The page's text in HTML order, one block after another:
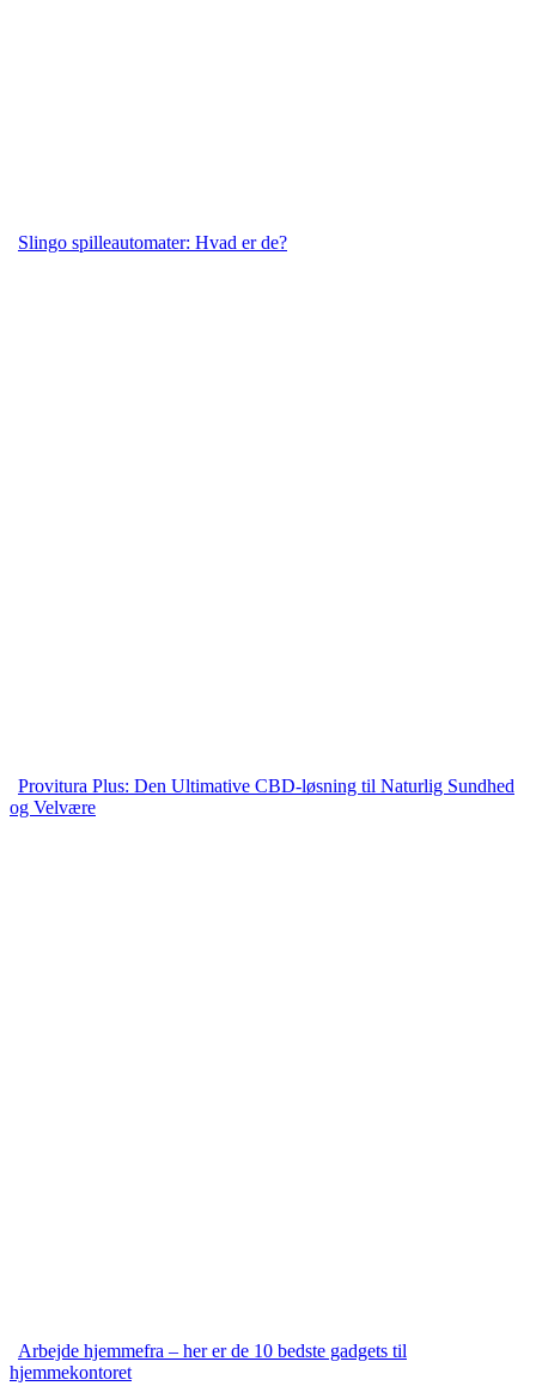
Slingo spilleautomater: Hvad er de?
Provitura Plus: Den Ultimative CBD-løsning til Naturlig Sundhed
og Velvære
Arbejde hjemmefra – her er de 10 bedste gadgets til
hjemmekontoret